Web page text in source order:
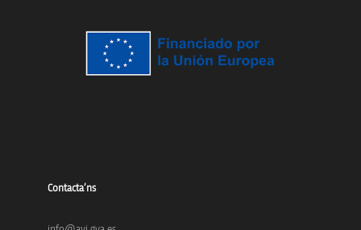
Contacta’ns